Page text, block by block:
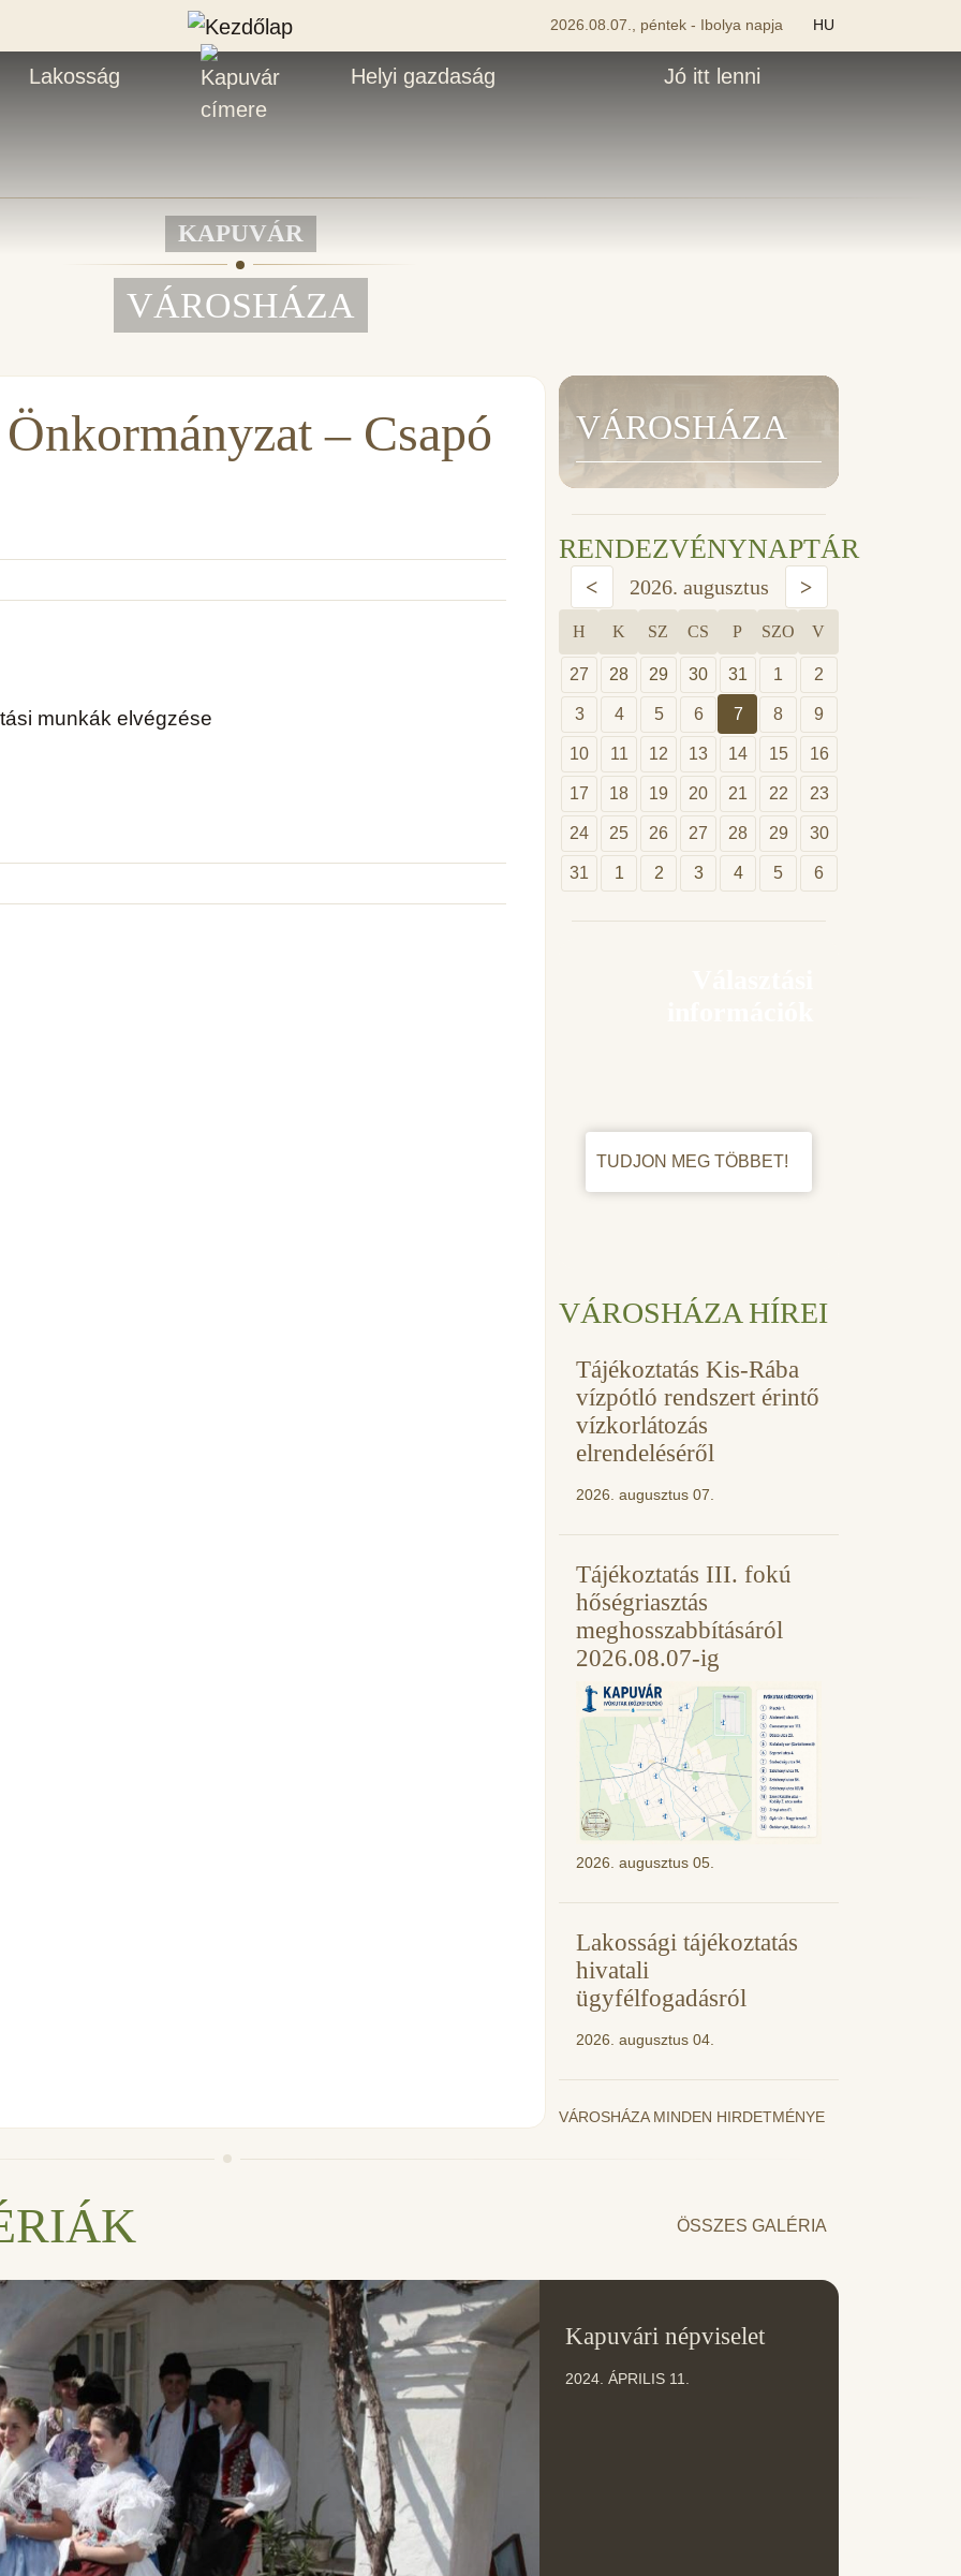
2026.08.07., péntek - Ibolya napja HU
Lakosság Helyi gazdaság Jó itt lenni
KAPUVÁR
VÁROSHÁZA
– Csapó
munkák elvégzése
VÁROSHÁZA
RENDEZVÉNYNAPTÁR
< 2026. augusztus >
H K SZ CS P SZO V
27 28 29 30 31 1 2
3 4 5 6 7 8 9
10 11 12 13 14 15 16
17 18 19 20 21 22 23
24 25 26 27 28 29 30
31 1 2 3 4 5 6
TUDJON MEG TÖBBET!
VÁROSHÁZA HÍREI
Tájékoztatás Kis-Rába
vízpótló rendszert érintő
vízkorlátozás
elrendeléséről
2026. augusztus 07.
Tájékoztatás III. fokú
hőségriasztás
meghosszabbításáról
2026.08.07-ig
2026. augusztus 05.
Lakossági tájékoztatás
hivatali
ügyfélfogadásról
2026. augusztus 04.
VÁROSHÁZA MINDEN HIRDETMÉNYE
ÖSSZES GALÉRIA
Kapuvári népviselet
2024. ÁPRILIS 11.